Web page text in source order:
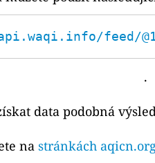
feed/
.
data podobná
na stránkách